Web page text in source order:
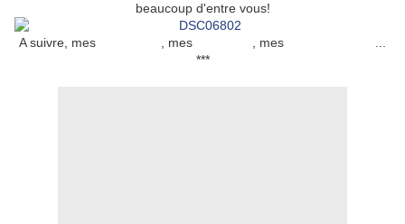
beaucoup d'entre vous!
A suivre, mes , mes , mes
***